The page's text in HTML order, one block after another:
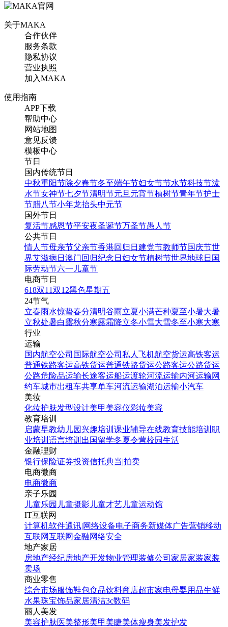
关于MAKA
合作伙伴
服务条款
隐私协议
营业执照
加入MAKA
使用指南
APP下载
帮助中心
网站地图
意见反馈
模板中心
节日
国内传统节日
中秋重阳节除夕春节冬至端午节妇女节节水节科技节泼
水节女神节七夕节清明节元旦 元宵节植树节青年节护士
节腊八节小年龙抬头中元节
国外节日
复活节感恩节平安夜圣诞节万圣节愚人节
公共节日
情人节母亲节父亲节香港回归日 建党节教师节国庆节世
界艾滋病日 澳门回归纪念日 妇女节植树节世界地球日 国
际劳动节六一儿童节
电商节日
618双11双12黑色星期五
24节气
立春雨水惊蛰春分清明谷雨立夏小满芒种夏至小暑大暑
立秋处暑白露秋分寒露霜降立冬小雪大雪冬至小寒大寒
行业
运输
国内航空公司 国际航空公司 私人飞机航空货运高铁客运
普通铁路客运高铁货运普通铁路货运公路客运公路货运
公路危险品运输长途客运船运渡轮河流运输内河运输网
约车城市出租车共享单车河流运输湖泊运输小汽车
美妆
化妆护肤发型设计美甲 美容仪彩妆美容
教育培训
启蒙早教幼儿园 兴趣培训 课业辅导在线教育技能培训 职
业培训 语言培训 出国留学冬夏令营校园生活
金融理财
银行保险证券投资信托典当|拍卖
电商微商
电商微商
亲子乐园
儿童乐园 儿童摄影 儿童才艺 儿童运动馆
IT互联网
计算机软件通讯|网络设备电子商务新媒体广告营销移动
互联网互联网金融网络安全
地产家居
房地产经纪房地产开发物业管理装修公司 家居家装家装
卖场
商业零售
综合市场服饰鞋包食品饮料商店超市家电母婴用品生鲜
水果珠宝饰品家居清洁3c数码
丽人美发
美容护肤医美整形美甲美睫美体瘦身美发护发